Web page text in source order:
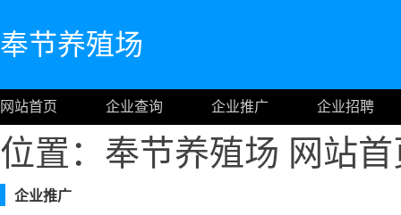
奉节养殖场
网站首页 企业查询 企业推广 企业招聘
位置：奉节养殖场 网站
企业推广